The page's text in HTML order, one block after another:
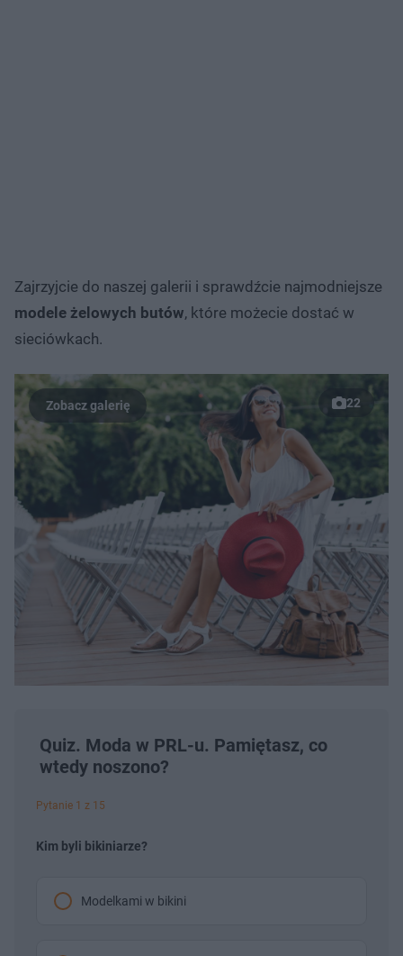
Zajrzyjcie do naszej galerii i sprawdźcie najmodniejsze
modele żelowych butów, które możecie dostać w
sieciówkach.
22
Quiz. Moda w PRL-u. Pamiętasz, co
wtedy noszono?
Pytanie 1 z 15
Kim byli bikiniarze?
Modelkami w bikini